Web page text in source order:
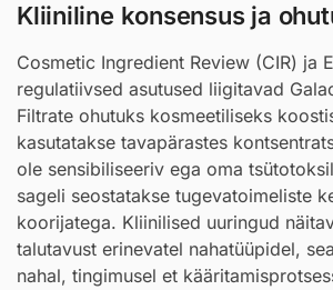
Kliiniline konsensus ja
Cosmetic Ingredient Review (CIR) ja
regulatiivsed asutused liigitavad
Filtrate ohutuks kosmeetiliseks
kasutatakse tavapärastes
ole sensibiliseeriv ega oma
sageli seostatakse tugevatoimeliste
koorijatega. Kliinilised uuringud
talutavust erinevatel nahatüüpidel,
nahal, tingimusel et